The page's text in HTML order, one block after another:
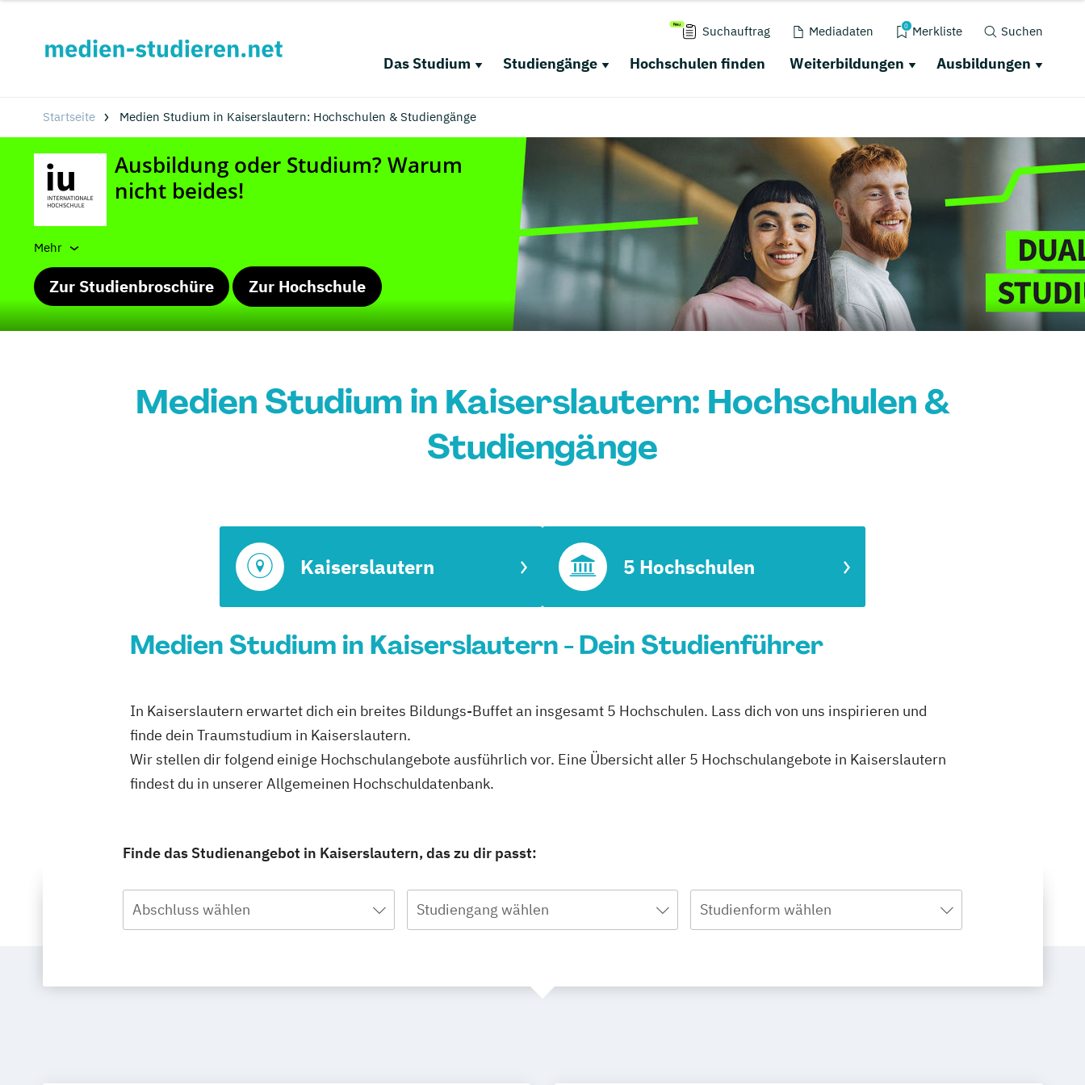
Suchauftrag Mediadaten 0 Merkliste Suchen
Das Studium Studiengänge Hochschulen finden Weiterbildungen Ausbildungen
Startseite Medien Studium in Kaiserslautern: Hochschulen & Studiengänge
Mehr
Zur Studienbroschüre Zur Hochschule
Medien Studium in Kaiserslautern: Hochschulen &
Studiengänge
Kaiserslautern 5 Hochschulen
Medien Studium in Kaiserslautern - Dein Studienführer
In Kaiserslautern erwartet dich ein breites Bildungs-Buffet an insgesamt 5 Hochschulen. Lass dich von uns inspirieren und
finde dein Traumstudium in Kaiserslautern.
Wir stellen dir folgend einige Hochschulangebote ausführlich vor. Eine Übersicht aller 5 Hochschulangebote in Kaiserslautern
findest du in unserer Allgemeinen Hochschuldatenbank.
Finde das Studienangebot in Kaiserslautern, das zu dir passt:
Abschluss wählen Studiengang wählen Studienform wählen